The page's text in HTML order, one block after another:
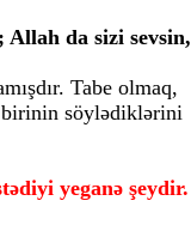
da sizi sevsin,
Tabe olmaq,
birinin söylədiklərini
yeganə şeydir.